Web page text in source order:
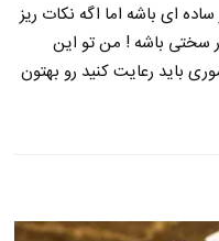
ای باشه اما اگه نکات ریز
سختی باشه ! من تو این
باید رعایت کنید رو بهتون